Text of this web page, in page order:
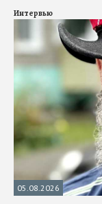
Интервью
05.08.2026